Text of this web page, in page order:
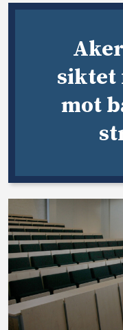
siktet
mot